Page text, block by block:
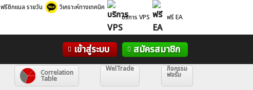
ฟรีซิกแนล รายวัน
วิเคราะห์ทางเทคนิค
บริการ VPS
ฟรี EA
เข้าสู่ระบบ สมัครสมาชิก
Correlation
Table
WelTrade กิจกรรม
ฟอรั่ม